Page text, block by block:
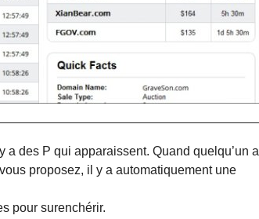
a des P qui apparaissent. Quand quelqu’un a
proposez, il y a automatiquement une
pour surenchérir.